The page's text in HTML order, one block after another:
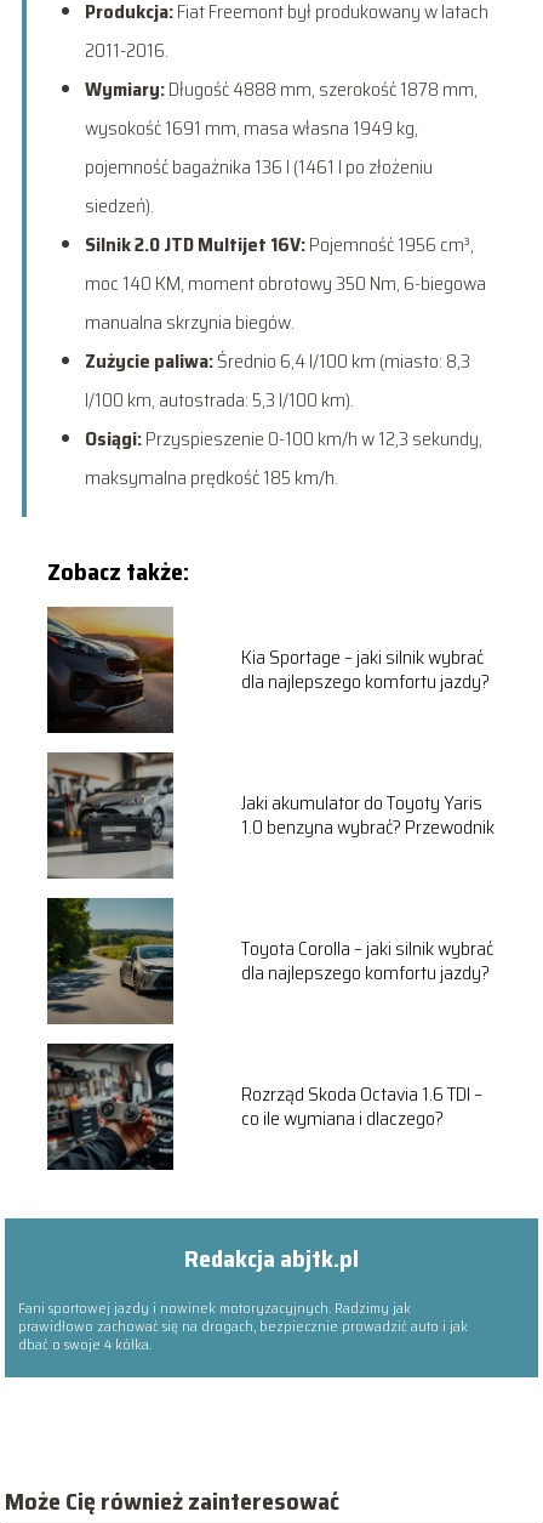
Produkcja:Fiat Freemont był produkowany w latach
2011-2016.
Wymiary:Długość 4888 mm, szerokość 1878 mm,
wysokość 1691 mm, masa własna 1949 kg,
pojemność bagażnika 136 l (1461 l po złożeniu
siedzeń).
Silnik 2.0 JTD Multijet 16V:Pojemność 1956 cm³,
moc 140 KM, moment obrotowy 350 Nm, 6-biegowa
manualna skrzynia biegów.
Zużycie paliwa:Średnio 6,4 l/100 km (miasto: 8,3
l/100 km, autostrada: 5,3 l/100 km).
Osiągi:Przyspieszenie 0-100 km/h w 12,3 sekundy,
maksymalna prędkość 185 km/h.
Zobacz także:
Kia Sportage – jaki silnik wybrać
dla najlepszego komfortu jazdy?
Jaki akumulator do Toyoty Yaris
1.0 benzyna wybrać? Przewodnik
Toyota Corolla – jaki silnik wybrać
dla najlepszego komfortu jazdy?
Rozrząd Skoda Octavia 1.6 TDI –
co ile wymiana i dlaczego?
Redakcja abjtk.pl
Fani sportowej jazdy i nowinek motoryzacyjnych. Radzimy jak
prawidłowo zachować się na drogach, bezpiecznie prowadzić auto i jak
dbać o swoje 4 kółka.
Może Cię również zainteresować